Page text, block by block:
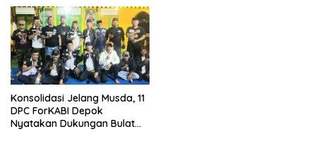
Konsolidasi Jelang Musda, 11
DPC ForKABI Depok
Nyatakan Dukungan Bulat